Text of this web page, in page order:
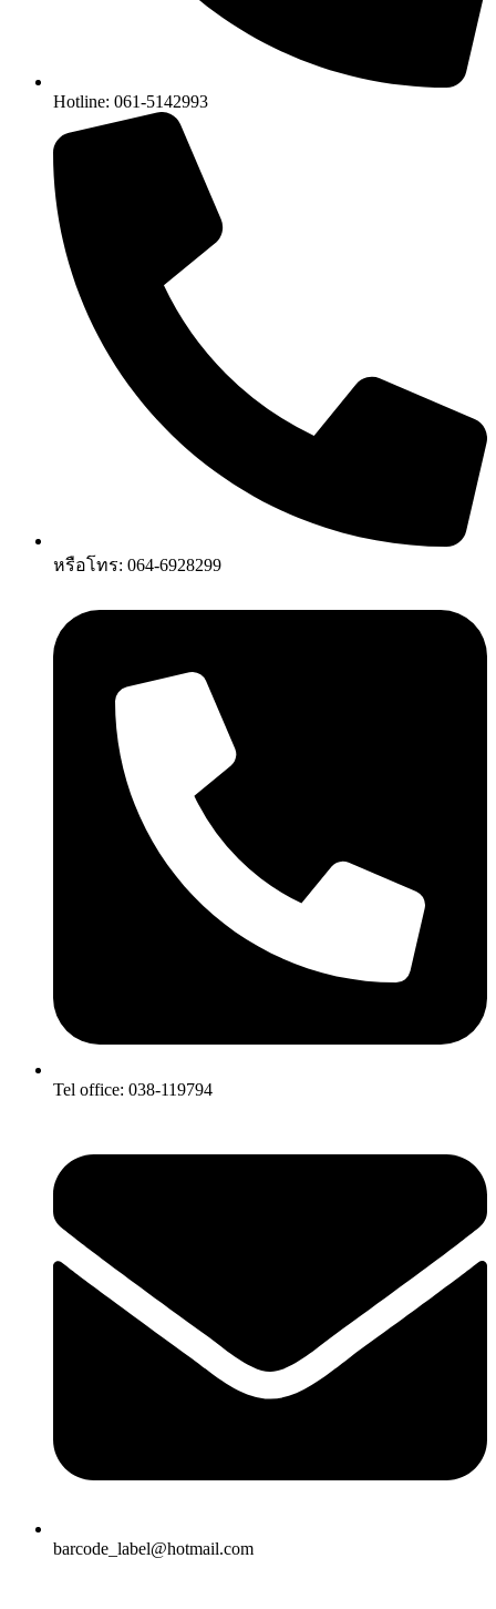
Hotline: 061-5142993
หรือโทร: 064-6928299
Tel office: 038-119794
barcode_label@hotmail.com